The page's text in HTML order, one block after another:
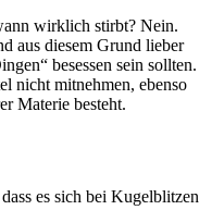
wirklich stirbt? Nein.
aus diesem Grund lieber
besessen sein sollten.
nicht mitnehmen, ebenso
Materie besteht.
es sich bei Kugelblitzen